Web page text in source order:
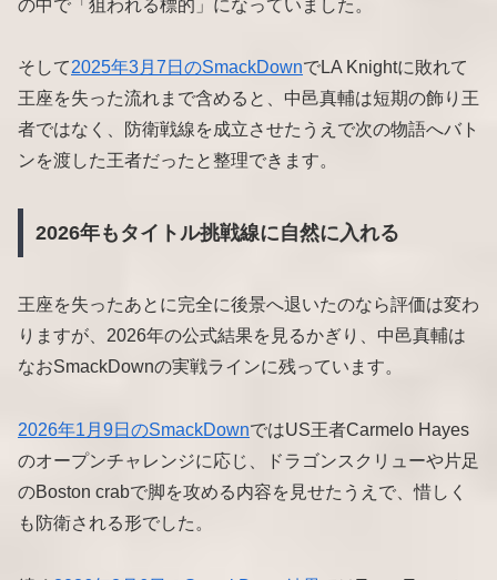
の中で「狙われる標的」になっていました。
そして2025年3月7日のSmackDownでLA Knightに敗れて
王座を失った流れまで含めると、中邑真輔は短期の飾り王
者ではなく、防衛戦線を成立させたうえで次の物語へバト
ンを渡した王者だったと整理できます。
2026年もタイトル挑戦線に自然に入れる
王座を失ったあとに完全に後景へ退いたのなら評価は変わ
りますが、2026年の公式結果を見るかぎり、中邑真輔は
なおSmackDownの実戦ラインに残っています。
2026年1月9日のSmackDownではUS王者Carmelo Hayes
のオープンチャレンジに応じ、ドラゴンスクリューや片足
のBoston crabで脚を攻める内容を見せたうえで、惜しく
も防衛される形でした。